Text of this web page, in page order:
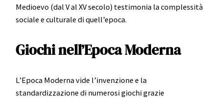
Medioevo (dal V al XV secolo) testimonia la complessità
sociale e culturale di quell’epoca.
Giochi nell’Epoca Moderna
L’Epoca Moderna vide l’invenzione e la
standardizzazione di numerosi giochi grazie